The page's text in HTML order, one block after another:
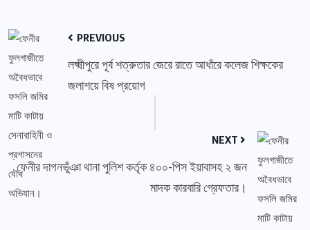
PREVIOUS
লক্ষ্মীপুরে পূর্ব শত্রুতার জেরে রাতে আধাঁরে কলেজ শিক্ষকের
জলাশয়ে বিষ প্রয়োগ
NEXT
ফেনীর দাগনভুঁঞা থানা পুলিশ কর্তৃক ৪০০-পিস ইয়াবাসহ ২ জন
মাদক কারবারি গ্রেফতার।